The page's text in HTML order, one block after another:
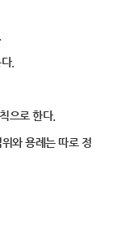
.
으로 한다.
와 용례는 따로 정